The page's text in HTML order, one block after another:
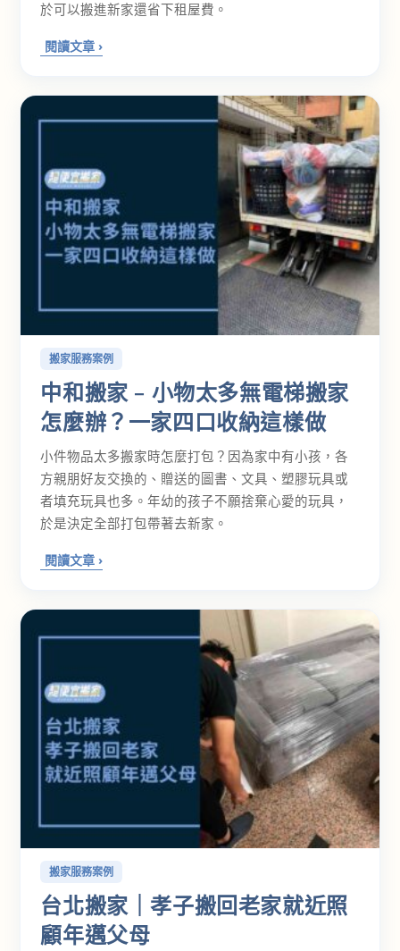
於可以搬進新家還省下租屋費。
中和搬家 – 小物太多無電梯搬家
怎麼辦？一家四口收納這樣做
搬家服務案例
小件物品太多搬家時怎麼打包？因為家中有小孩，各
方親朋好友交換的、贈送的圖書、文具、塑膠玩具或
者填充玩具也多。年幼的孩子不願捨棄心愛的玩具，
於是決定全部打包帶著去新家。
台北搬家｜孝子搬回老家就近照
顧年邁父母
搬家服務案例